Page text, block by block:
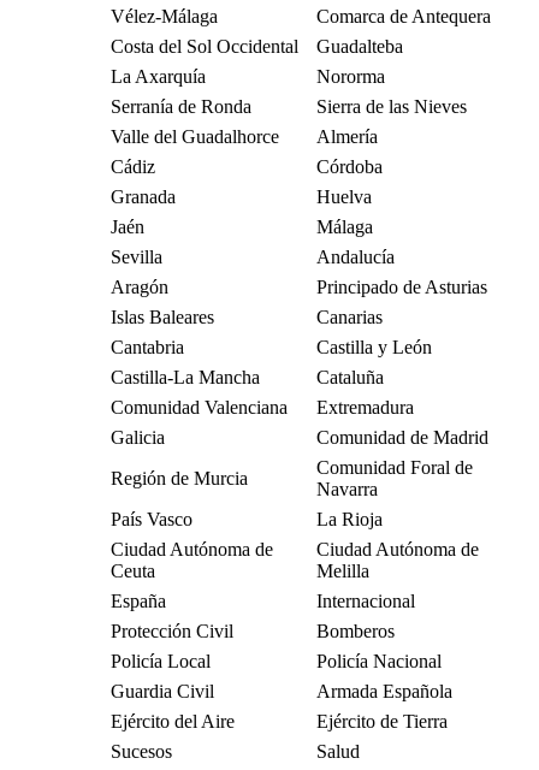
Vélez-Málaga
Comarca de Antequera
Costa del Sol Occidental
Guadalteba
La Axarquía
Nororma
Serranía de Ronda
Sierra de las Nieves
Valle del Guadalhorce
Almería
Cádiz
Córdoba
Granada
Huelva
Jaén
Málaga
Sevilla
Andalucía
Aragón
Principado de Asturias
Islas Baleares
Canarias
Cantabria
Castilla y León
Castilla-La Mancha
Cataluña
Comunidad Valenciana
Extremadura
Galicia
Comunidad de Madrid
Región de Murcia
Comunidad Foral de
Navarra
País Vasco
La Rioja
Ciudad Autónoma de
Ceuta
Ciudad Autónoma de
Melilla
España
Internacional
Protección Civil
Bomberos
Policía Local
Policía Nacional
Guardia Civil
Armada Española
Ejército del Aire
Ejército de Tierra
Sucesos
Salud